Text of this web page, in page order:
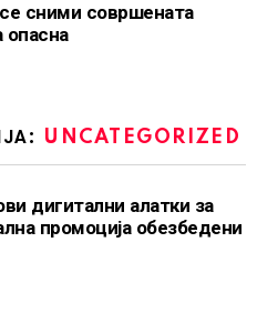
сними совршената
опасна
UNCATEGORIZED
дигитални алатки за
промоција обезбедени